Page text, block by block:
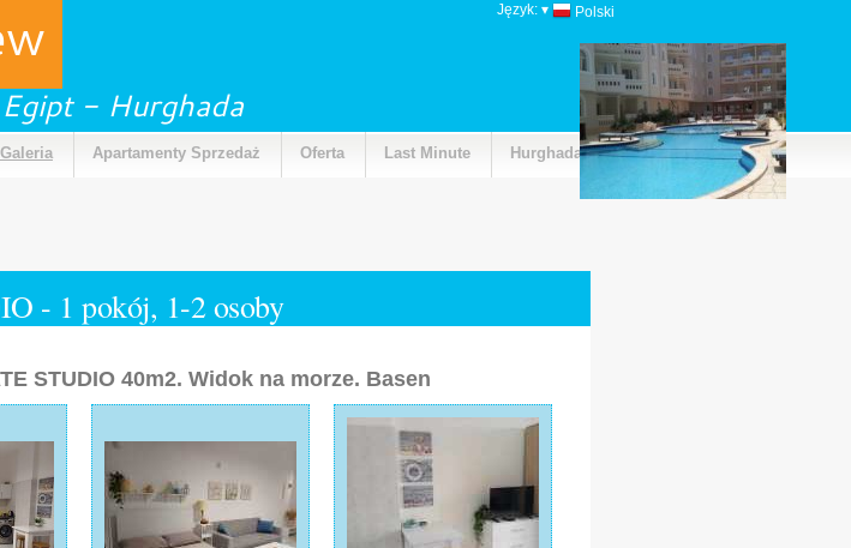
- Hurghada
Apartamenty Sprzedaż Oferta Last Minute Hurghada
Język: ▾ Polski
- 1 pokój, 1-2 osoby
STUDIO 40m2. Widok na morze. Basen